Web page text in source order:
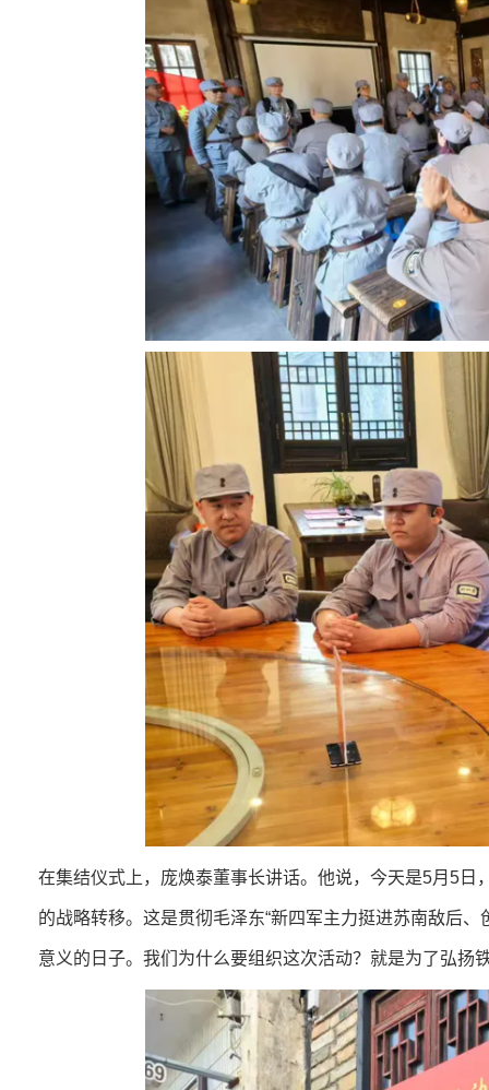
在集结仪式上，庞焕泰董事长讲话。他说，今天是5月5
的战略转移。这是贯彻毛泽东“新四军主力挺进苏南敌后
意义的日子。我们为什么要组织这次活动？就是为了弘扬